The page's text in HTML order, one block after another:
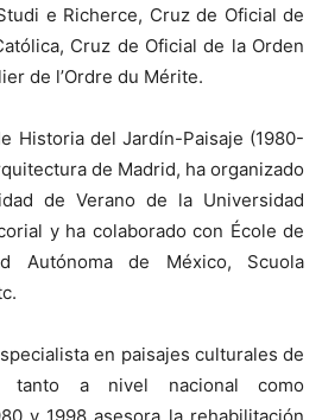
e Richerce, Cruz de Oficial de
Cruz de Oficial de la Orden
de l’Ordre du Mérite.
Historia del Jardín-Paisaje (1980-
de Madrid, ha organizado
de Verano de la Universidad
y ha colaborado con École de
Autónoma de México, Scuola
en paisajes culturales de
tanto a nivel nacional como